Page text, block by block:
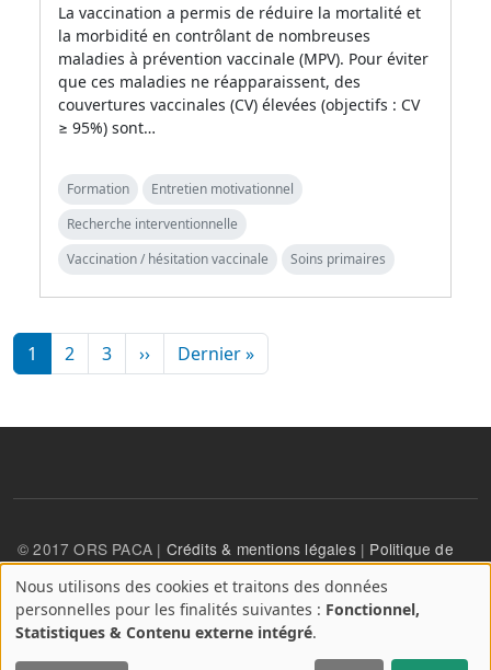
La vaccination a permis de réduire la mortalité et
la morbidité en contrôlant de nombreuses
maladies à prévention vaccinale (MPV). Pour éviter
que ces maladies ne réapparaissent, des
couvertures vaccinales (CV) élevées (objectifs : CV
≥ 95%) sont…
Formation
Entretien motivationnel
Recherche interventionnelle
Vaccination / hésitation vaccinale
Soins primaires
Pagination
1 2 3 ››Page suivante
Dernier »Dernière page
© 2017 ORS PACA | Crédits & mentions légales| Politique de
confidentialité
User account menu
Se connecter
A
propos
Nous utilisons des cookies et traitons des données
personnelles pour les finalités suivantes : Fonctionnel,
Statistiques & Contenu externe intégré.